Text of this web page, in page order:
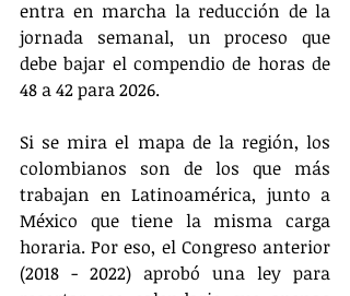
entra en marcha la reducción de la
jornada semanal, un proceso que
debe bajar el compendio de horas de
48 a 42 para 2026.
Si se mira el mapa de la región, los
colombianos son de los que más
trabajan en Latinoamérica, junto a
México que tiene la misma carga
horaria. Por eso, el Congreso anterior
(2018 - 2022) aprobó una ley para